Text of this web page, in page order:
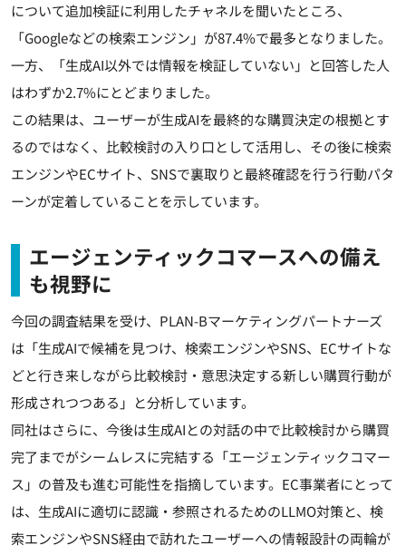
について追加検証に利用したチャネルを聞いたところ、
「Googleなどの検索エンジン」が87.4%で最多となりました。
一方、「生成AI以外では情報を検証していない」と回答した人
はわずか2.7%にとどまりました。
この結果は、ユーザーが生成AIを最終的な購買決定の根拠とす
るのではなく、比較検討の入り口として活用し、その後に検索
エンジンやECサイト、SNSで裏取りと最終確認を行う行動パタ
ーンが定着していることを示しています。
エージェンティックコマースへの備え
も視野に
今回の調査結果を受け、PLAN-Bマーケティングパートナーズ
は「生成AIで候補を見つけ、検索エンジンやSNS、ECサイトな
どと行き来しながら比較検討・意思決定する新しい購買行動が
形成されつつある」と分析しています。
同社はさらに、今後は生成AIとの対話の中で比較検討から購買
完了までがシームレスに完結する「エージェンティックコマー
ス」の普及も進む可能性を指摘しています。EC事業者にとって
は、生成AIに適切に認識・参照されるためのLLMO対策と、検
索エンジンやSNS経由で訪れたユーザーへの情報設計の両輪が